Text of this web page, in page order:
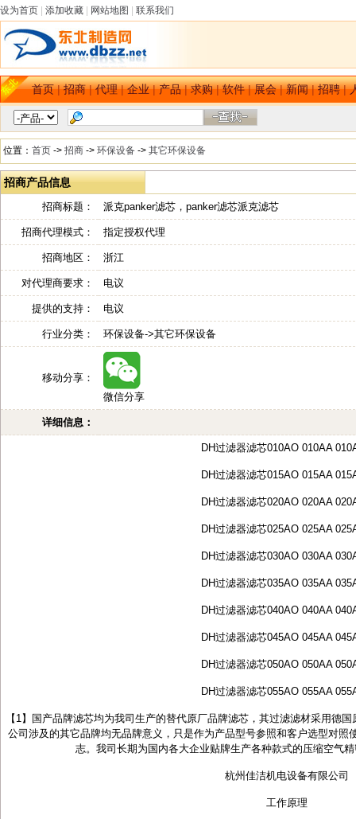
设为首页 添加收藏 网站地图 联系我们
首页|招商|代理|企业|产品|求购|软件|展会|新闻|招聘|
位置： 首页 -> 招商 -> 环保设备 -> 其它环保设备
招商产品信息
招商标题： 派克panker滤芯，panker滤芯派克滤芯
招商代理模式： 指定授权代理
招商地区： 浙江
对代理商要求： 电议
提供的支持： 电议
行业分类： 环保设备->其它环保设备
移动分享：
微信分享
详细信息：
DH过滤器滤芯010AO 010AA
DH过滤器滤芯015AO 015AA
DH过滤器滤芯020AO 020AA
DH过滤器滤芯025AO 025AA
DH过滤器滤芯030AO 030AA
DH过滤器滤芯035AO 035AA
DH过滤器滤芯040AO 040AA
DH过滤器滤芯045AO 045AA
DH过滤器滤芯050AO 050AA
DH过滤器滤芯055AO 055AA
【1】国产品牌滤芯均为我司生产的替代原厂品牌滤芯，其过滤滤材采用德
公司涉及的其它品牌均无品牌意义，只是作为产品型号参照和客户选型对
志。我司长期为国内各大企业贴牌生产各种款式的压缩空气
杭州佳洁机电设备有限公司
工作原理